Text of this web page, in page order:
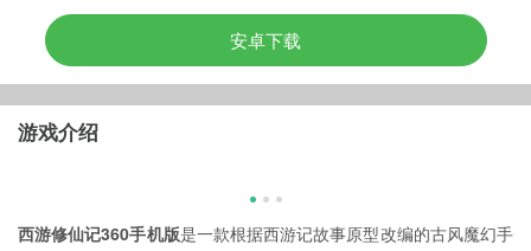
安卓下载
游戏介绍
西游修仙记360手机版是一款根据西游记故事原型改编的古风魔幻手